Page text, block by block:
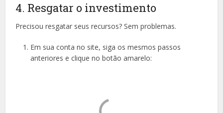
4. Resgatar o investimento
Precisou resgatar seus recursos? Sem problemas.
Em sua conta no site, siga os mesmos passos
anteriores e clique no botão amarelo: